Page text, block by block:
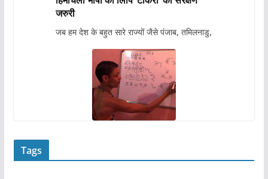
जरुरी
जब हम देश के बहुत सारे राज्यों जैसे पंजाब, तमिलनाडु,
Tags